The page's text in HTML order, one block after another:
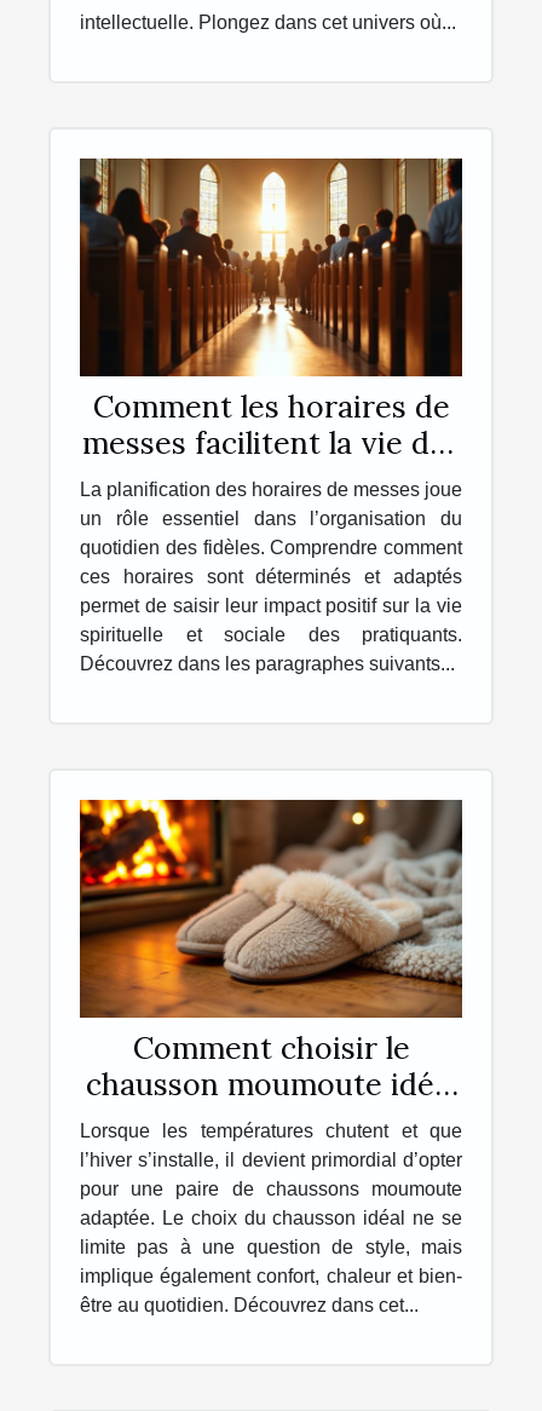
intellectuelle. Plongez dans cet univers où...
Comment les horaires de
messes facilitent la vie des
pratiquants ?
La planification des horaires de messes joue
un rôle essentiel dans l’organisation du
quotidien des fidèles. Comprendre comment
ces horaires sont déterminés et adaptés
permet de saisir leur impact positif sur la vie
spirituelle et sociale des pratiquants.
Découvrez dans les paragraphes suivants...
Comment choisir le
chausson moumoute idéal
pour l'hiver ?
Lorsque les températures chutent et que
l’hiver s’installe, il devient primordial d’opter
pour une paire de chaussons moumoute
adaptée. Le choix du chausson idéal ne se
limite pas à une question de style, mais
implique également confort, chaleur et bien-
être au quotidien. Découvrez dans cet...